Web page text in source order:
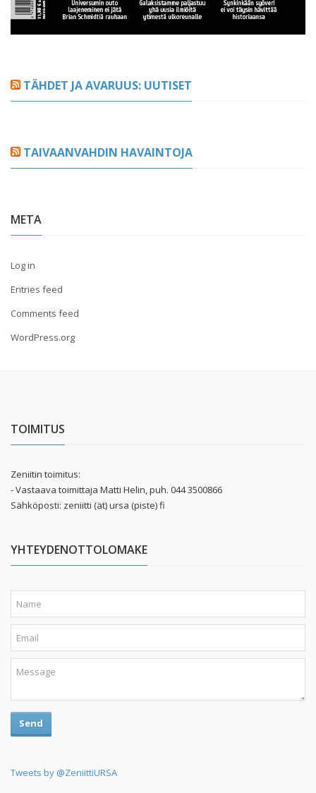
TÄHDET JA AVARUUS: UUTISET
TAIVAANVAHDIN HAVAINTOJA
META
Log in
Entries feed
Comments feed
WordPress.org
TOIMITUS
Zeniitin toimitus:
- Vastaava toimittaja Matti Helin, puh. 044 3500866
Sähköposti: zeniitti (ät) ursa (piste) fi
YHTEYDENOTTOLOMAKE
Send
Tweets by @ZeniittiURSA